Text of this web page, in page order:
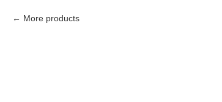
More products